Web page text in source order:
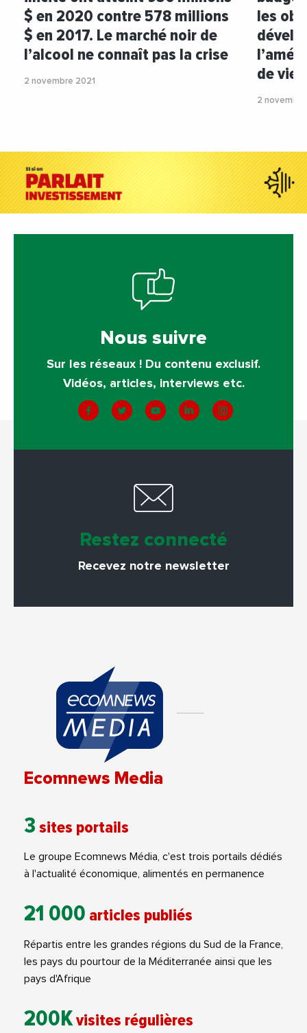
$ en 2020 contre 578 millions
$ en 2017. Le marché noir de
l’alcool ne connaît pas la crise
2 novembre 2021
les
de vie
2
Nous suivre
Sur les réseaux ! Du contenu exclusif.
Vidéos, articles, interviews etc.
Restez connecté
Recevez notre newsletter
Ecomnews Media
3 sites portails
Le groupe Ecomnews Média, c'est trois portails dédiés
à l'actualité économique, alimentés en permanence
21 000 articles publiés
Répartis entre les grandes régions du Sud de la France,
les pays du pourtour de la Méditerranée ainsi que les
pays d'Afrique
200Kvisites régulières